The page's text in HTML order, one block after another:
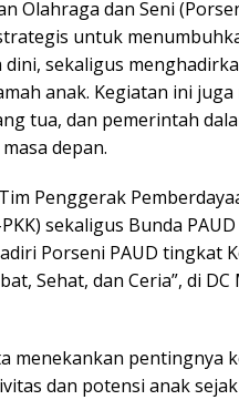
Olahraga dan Seni
untuk
sekaligus
anak. Kegiatan ini
tua, dan pemerintah
depan.
Penggerak
sekaligus Bunda
Porseni PAUD tingkat
Sehat, dan Ceria”, di
menekankan pentingnya
dan potensi anak